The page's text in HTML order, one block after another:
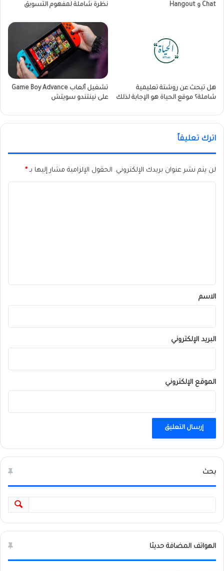
Chat و Hangout
نظرة شاملة لمفهوم التسويق
هل تبحث عن روشتة تعليمية
شاملة؟ موقع الحياة هو الإجابة لذلك
تشغيل ألعاب Game Boy Advance
على نينتندو سويتش
اترك تعليقاً
لن يتم نشر عنوان بريدك الإلكتروني. الحقول الإلزامية مشار إليها بـ*
*
الاسم
البريد الإلكتروني
الموقع الإلكتروني
بحث
الهواتف المضافة حديثا